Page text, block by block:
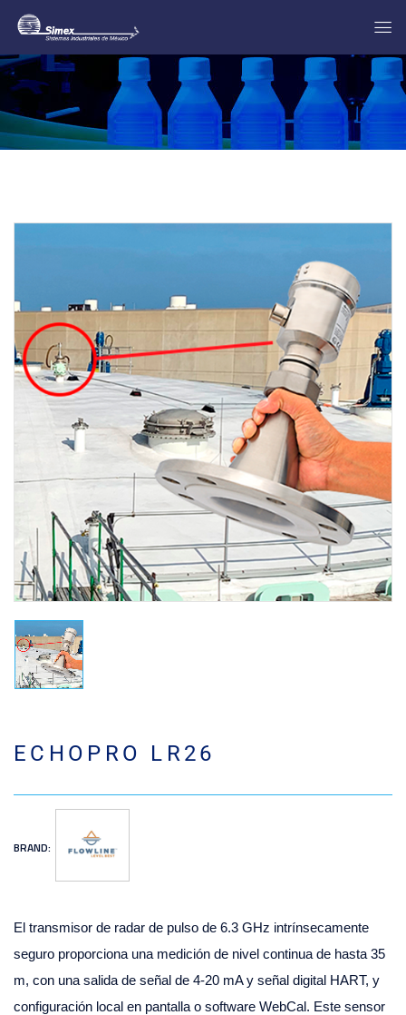
ECHOPRO LR26
BRAND:
El transmisor de radar de pulso de 6.3 GHz intrínsecamente
seguro proporciona una medición de nivel continua de hasta 35
m, con una salida de señal de 4-20 mA y señal digital HART, y
configuración local en pantalla o software WebCal. Este sensor